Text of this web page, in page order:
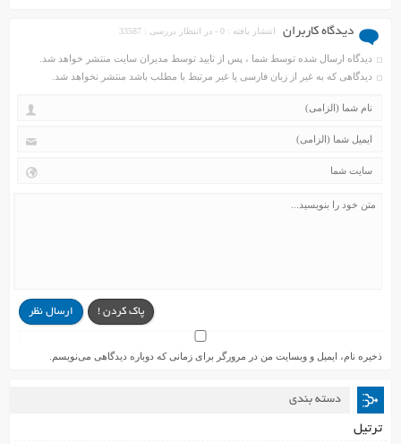
دیدگاه کاربران انتشار یافته : 0 - در انتظار بررسی : 33587
دیدگاه ارسال شده توسط شما ، پس از تایید توسط مدیران سایت منتشر خواهد شد.
دیدگاهی که به غیر از زبان فارسی یا غیر مرتبط با مطلب باشد منتشر نخواهد شد.
ارسال نظر پاک کردن !
ذخیره نام، ایمیل و وبسایت من در مرورگر برای زمانی که دوباره دیدگاهی می‌نویسم.
دسته بندی
ترتیل